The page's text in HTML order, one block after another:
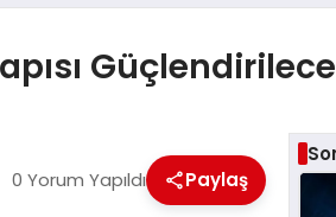
0 Yorum Yapıldı Paylaş